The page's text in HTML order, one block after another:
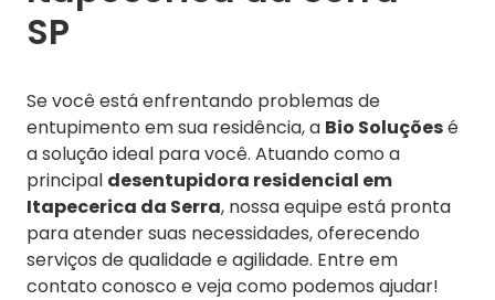
SP
Se você está enfrentando problemas de
entupimento em sua residência, a Bio Soluçõesé
a solução ideal para você. Atuando como a
principal desentupidora residencial em
Itapecerica da Serra, nossa equipe está pronta
para atender suas necessidades, oferecendo
serviços de qualidade e agilidade. Entre em
contato conosco e veja como podemos ajudar!